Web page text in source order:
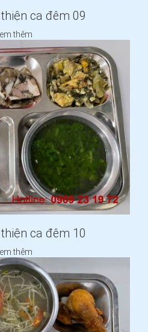
ca đêm 09
thêm
ca đêm 10
thêm